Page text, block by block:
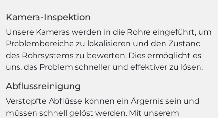
Kamera-Inspektion
Unsere Kameras werden in die Rohre eingeführt, um
Problembereiche zu lokalisieren und den Zustand
des Rohrsystems zu bewerten. Dies ermöglicht es
uns, das Problem schneller und effektiver zu lösen.
Abflussreinigung
Verstopfte Abflüsse können ein Ärgernis sein und
müssen schnell gelöst werden. Mit unserem